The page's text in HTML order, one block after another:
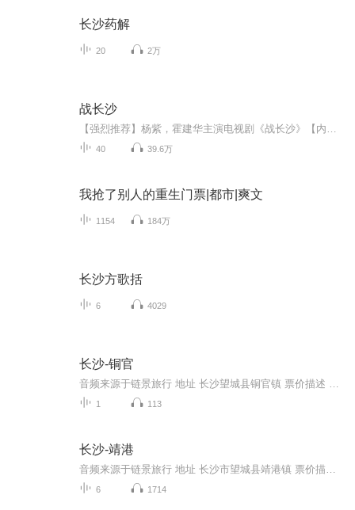
长沙药解
20 2万
战长沙
40 39.6万
我抢了别人的重生门票|都市|爽文
1154 184万
长沙方歌括
6 4029
长沙-铜官
1 113
长沙-靖港
6 1714